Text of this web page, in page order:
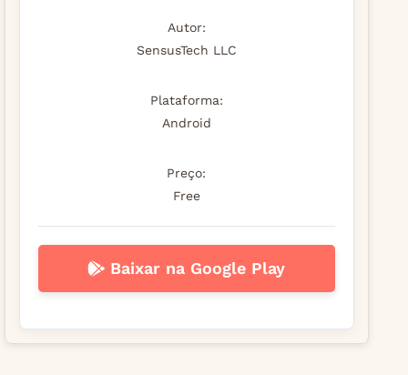
Autor:
SensusTech LLC
Plataforma:
Android
Preço:
Free
Baixar na Google Play